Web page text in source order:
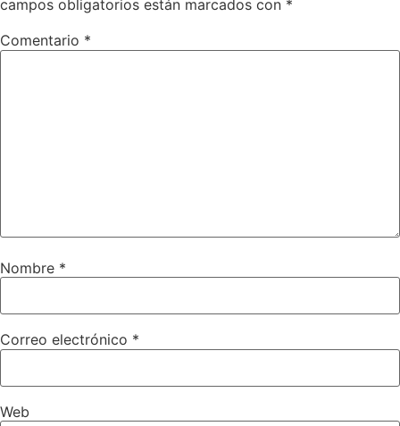
campos obligatorios están marcados con *
Comentario *
Nombre *
Correo electrónico *
Web